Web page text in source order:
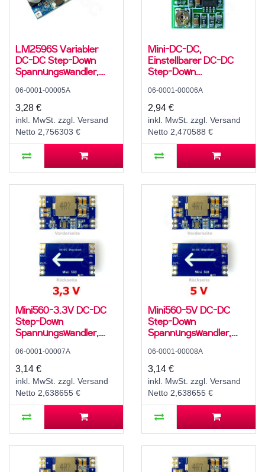
LM2596S Variabler
DC-DC Step-Down
Spannungswandler,
4..35 V zu 1,5..30 V
06-0001-00005A
3,28 €
inkl. MwSt. zzgl. Versand
Netto 2,756303 €
Mini-DC-DC,
Einstellbarer DC-DC
Step-Down
Abwärtswandler, 2 A,
12..20 V zu 1,8 V / 2,5 V
/ 3,3 V / 5 V / 9 V / 12 V
oder ADJ, fest oder
variabel einstellbar, mit
Potentiometer
06-0001-00006A
2,94 €
inkl. MwSt. zzgl. Versand
Netto 2,470588 €
Mini560-3.3V DC-DC
Step-Down
Spannungswandler,
Converter, 4 A, 5..20 V
zu 3,3 V
06-0001-00007A
3,14 €
inkl. MwSt. zzgl. Versand
Netto 2,638655 €
Mini560-5V DC-DC
Step-Down
Spannungswandler,
Converter, 4 A, 7..20 V
zu 5 V
06-0001-00008A
3,14 €
inkl. MwSt. zzgl. Versand
Netto 2,638655 €